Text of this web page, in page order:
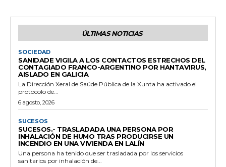
ÚLTIMAS NOTICIAS
SOCIEDAD
SANIDADE VIGILA A LOS CONTACTOS ESTRECHOS DEL
CONTAGIADO FRANCO-ARGENTINO POR HANTAVIRUS,
AISLADO EN GALICIA
La Dirección Xeral de Saúde Pública de la Xunta ha activado el
protocolo de...
6 agosto, 2026
SUCESOS
SUCESOS.- TRASLADADA UNA PERSONA POR
INHALACIÓN DE HUMO TRAS PRODUCIRSE UN
INCENDIO EN UNA VIVIENDA EN LALÍN
Una persona ha tenido que ser trasladada por los servicios
sanitarios por inhalación de...